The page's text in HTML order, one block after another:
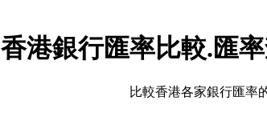
香港銀行匯率比較.匯
比較香港各家銀行匯率